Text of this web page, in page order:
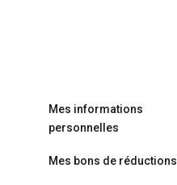
Mes informations
personnelles
Mes bons de réductions